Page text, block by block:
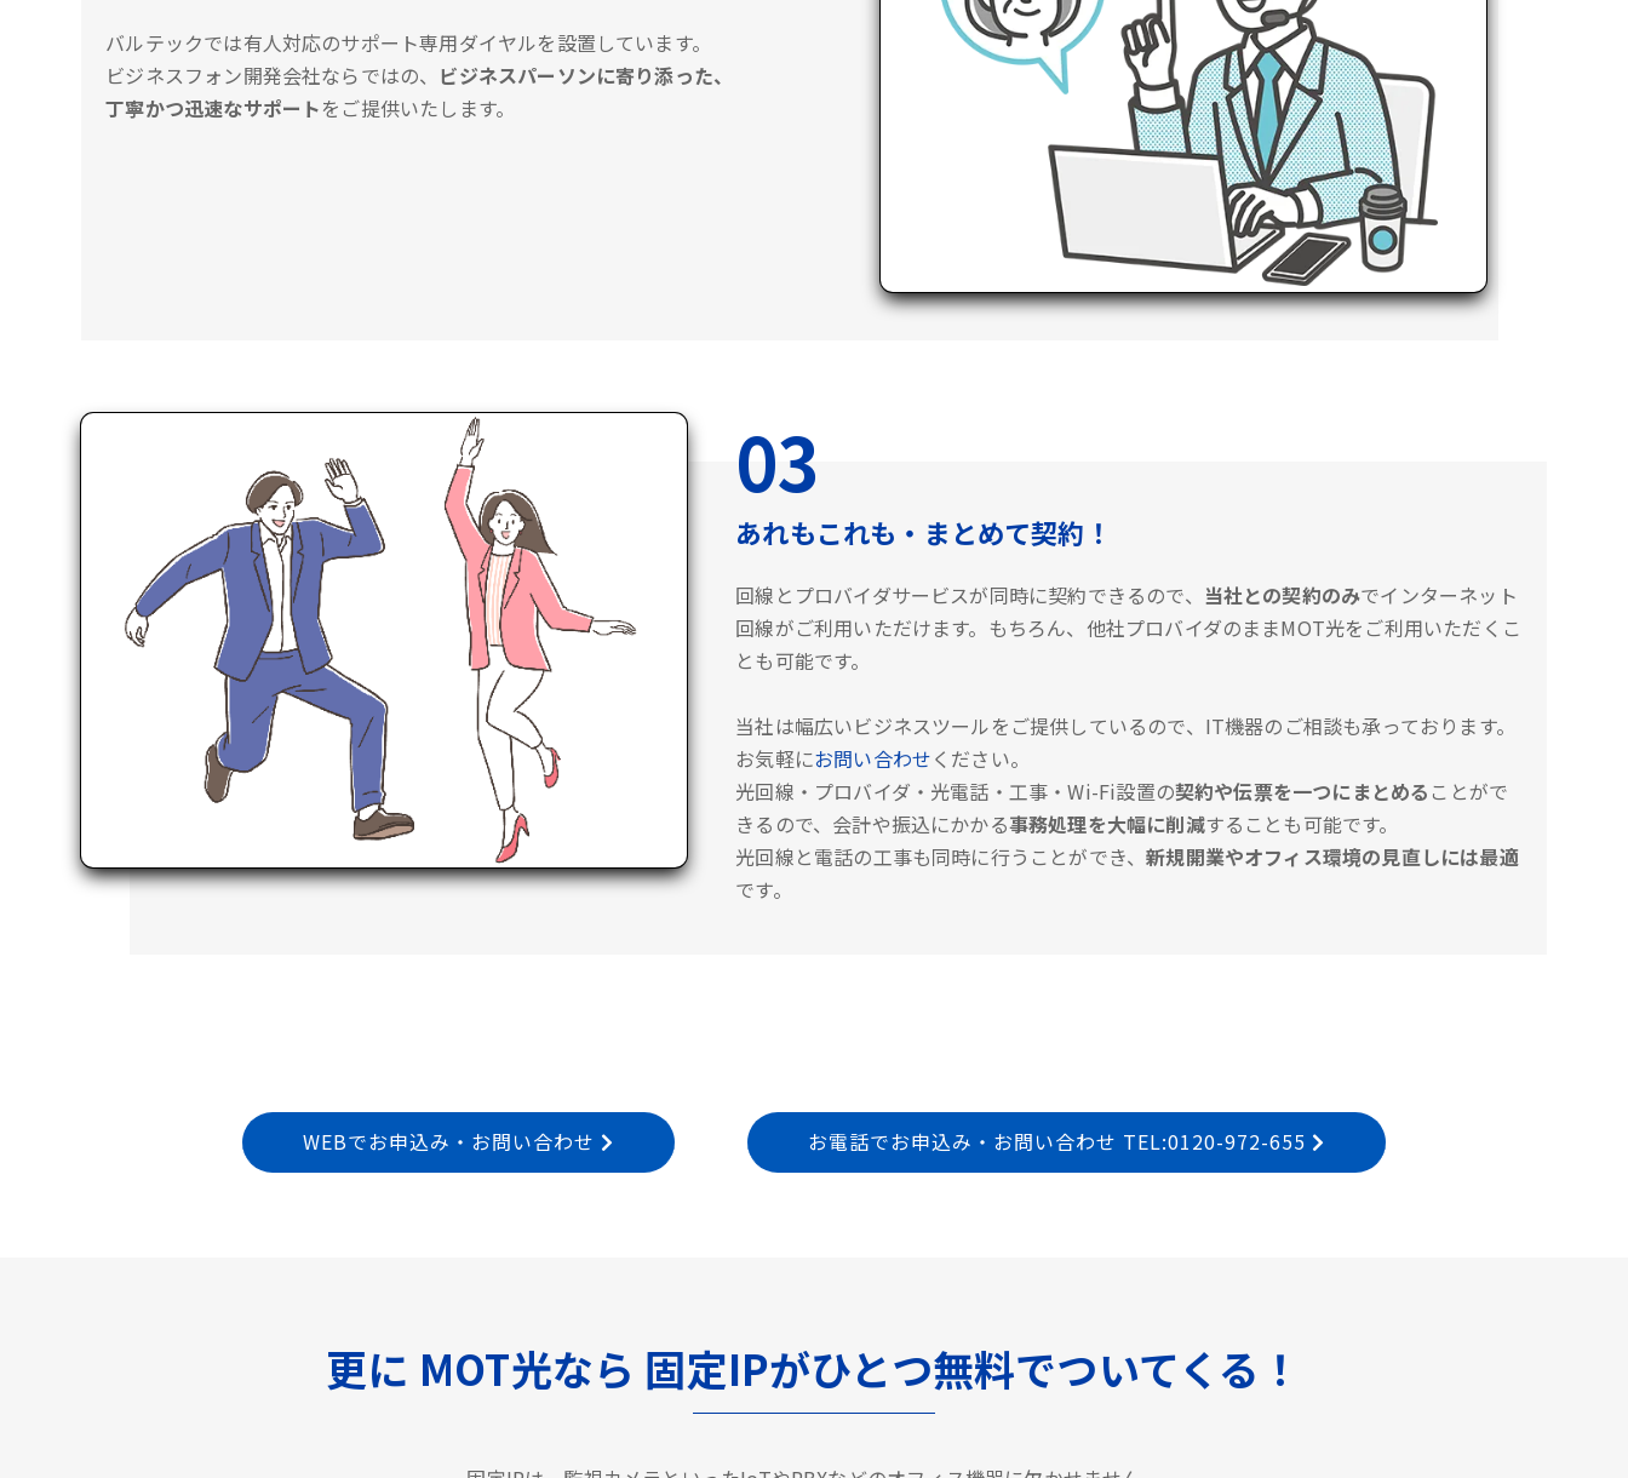
バルテックでは有人対応のサポート専用ダイヤルを設置しています。
ビジネスフォン開発会社ならではの、 ビジネスパーソンに寄り添った、
丁寧かつ迅速なサポートをご提供いたします。
03
あれもこれも・まとめて契約！
回線とプロバイダサービスが同時に契約できるので、 当社との契約のみでインターネット
回線がご利用いただけます。もちろん、他社プロバイダのままMOT光をご利用いただくこ
とも可能です。
当社は幅広いビジネスツールをご提供しているので、IT機器のご相談も承っております。
お気軽にお問い合わせください。
光回線・プロバイダ・光電話・工事・Wi-Fi設置の契約や伝票を一つにまとめる ことがで
きるので、会計や振込にかかる事務処理を大幅に削減することも可能です。
光回線と電話の工事も同時に行うことができ、新規開業やオフィス環境の見直しには最適
です。
WEBでお申込み・お問い合わせ お電話でお申込み・お問い合わせ TEL:0120-972-655
更に MOT光なら 固定IPがひとつ無料でついてくる！